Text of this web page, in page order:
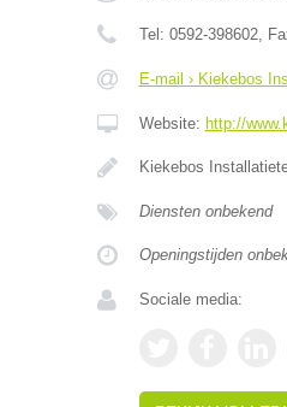
Tel: 0592-398602,
E-mail › Kiekebos
Website: http://
Kiekebos
Diensten onbekend
Openingstijden
Sociale media: